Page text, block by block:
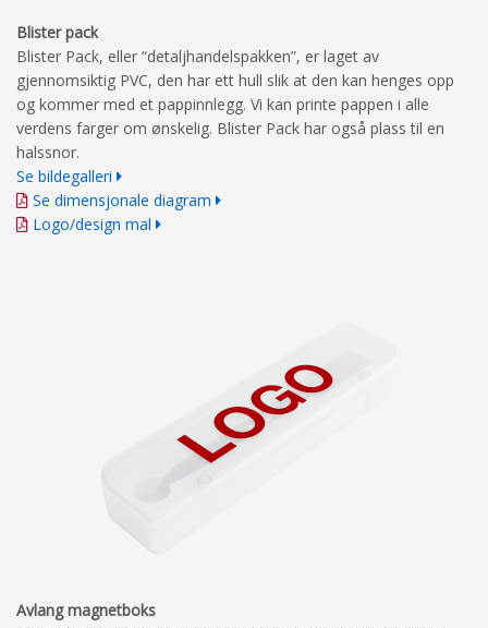
Blister pack
Blister Pack, eller “detaljhandelspakken”, er laget av
gjennomsiktig PVC, den har ett hull slik at den kan henges opp
og kommer med et pappinnlegg. Vi kan printe pappen i alle
verdens farger om ønskelig. Blister Pack har også plass til en
halssnor.
Se bildegalleri
Se dimensjonale diagram
Logo/design mal
Avlang magnetboks